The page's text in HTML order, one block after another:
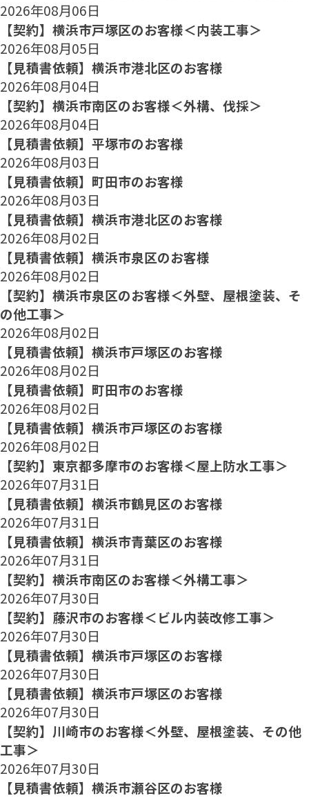
2026年08月06日
【契約】横浜市戸塚区のお客様＜内装工事＞
2026年08月05日
【見積書依頼】横浜市港北区のお客様
2026年08月04日
【契約】横浜市南区のお客様＜外構、伐採＞
2026年08月04日
【見積書依頼】平塚市のお客様
2026年08月03日
【見積書依頼】町田市のお客様
2026年08月03日
【見積書依頼】横浜市港北区のお客様
2026年08月02日
【見積書依頼】横浜市泉区のお客様
2026年08月02日
【契約】横浜市泉区のお客様＜外壁、屋根塗装、そ
の他工事＞
2026年08月02日
【見積書依頼】横浜市戸塚区のお客様
2026年08月02日
【見積書依頼】町田市のお客様
2026年08月02日
【見積書依頼】横浜市戸塚区のお客様
2026年08月02日
【契約】東京都多摩市のお客様＜屋上防水工事＞
2026年07月31日
【見積書依頼】横浜市鶴見区のお客様
2026年07月31日
【見積書依頼】横浜市青葉区のお客様
2026年07月31日
【契約】横浜市南区のお客様＜外構工事＞
2026年07月30日
【契約】藤沢市のお客様＜ビル内装改修工事＞
2026年07月30日
【見積書依頼】横浜市戸塚区のお客様
2026年07月30日
【見積書依頼】横浜市戸塚区のお客様
2026年07月30日
【契約】川崎市のお客様＜外壁、屋根塗装、その他
工事＞
2026年07月30日
【見積書依頼】横浜市瀬谷区のお客様